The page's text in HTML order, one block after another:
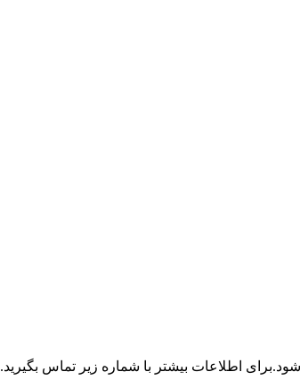
اطلاعات بیشتر با شماره زیر تماس بگیرید.